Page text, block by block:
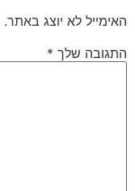
האימייל לא יוצג באתר.
התגובה שלך *